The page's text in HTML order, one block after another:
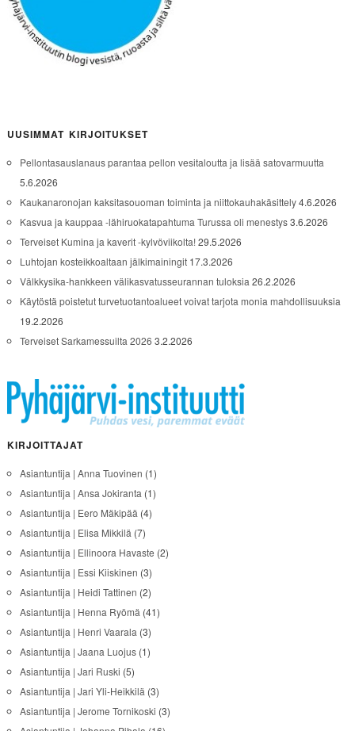
UUSIMMAT KIRJOITUKSET
Pellontasauslanaus parantaa pellon vesitaloutta ja lisää satovarmuutta
5.6.2026
Kaukanaronojan kaksitasouoman toiminta ja niittokauhakäsittely4.6.2026
Kasvua ja kauppaa -lähiruokatapahtuma Turussa oli menestys3.6.2026
Terveiset Kumina ja kaverit -kylvöviikolta!29.5.2026
Luhtojan kosteikkoaltaan jälkimainingit 17.3.2026
Välkkysika-hankkeen välikasvatusseurannan tuloksia 26.2.2026
Käytöstä poistetut turvetuotantoalueet voivat tarjota monia mahdollisuuksia
19.2.2026
Terveiset Sarkamessuilta 2026 3.2.2026
KIRJOITTAJAT
Asiantuntija | Anna Tuovinen (1)
Asiantuntija | Ansa Jokiranta (1)
Asiantuntija | Eero Mäkipää (4)
Asiantuntija | Elisa Mikkilä (7)
Asiantuntija | Ellinoora Havaste (2)
Asiantuntija | Essi Kiiskinen (3)
Asiantuntija | Heidi Tattinen (2)
Asiantuntija | Henna Ryömä (41)
Asiantuntija | Henri Vaarala (3)
Asiantuntija | Jaana Luojus(1)
Asiantuntija | Jari Ruski (5)
Asiantuntija | Jari Yli-Heikkilä (3)
Asiantuntija | Jerome Tornikoski (3)